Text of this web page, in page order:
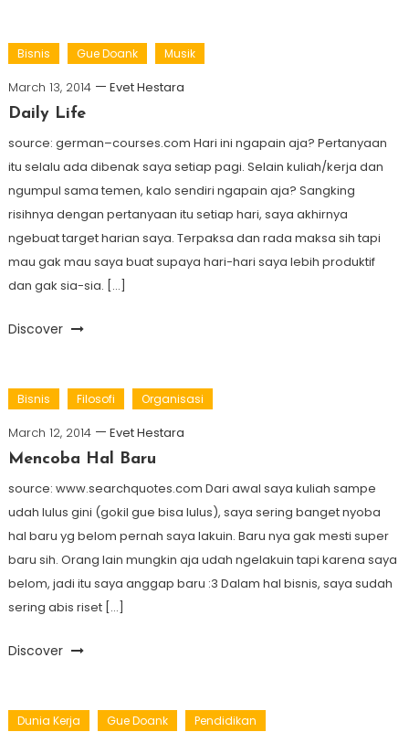
Bisnis Gue Doank Musik
March 13, 2014
Evet Hestara
Daily Life
source: german–courses.com Hari ini ngapain aja? Pertanyaan
itu selalu ada dibenak saya setiap pagi. Selain kuliah/kerja dan
ngumpul sama temen, kalo sendiri ngapain aja? Sangking
risihnya dengan pertanyaan itu setiap hari, saya akhirnya
ngebuat target harian saya. Terpaksa dan rada maksa sih tapi
mau gak mau saya buat supaya hari-hari saya lebih produktif
dan gak sia-sia. […]
Discover
Bisnis Filosofi Organisasi
March 12, 2014
Evet Hestara
Mencoba Hal Baru
source: www.searchquotes.com Dari awal saya kuliah sampe
udah lulus gini (gokil gue bisa lulus), saya sering banget nyoba
hal baru yg belom pernah saya lakuin. Baru nya gak mesti super
baru sih. Orang lain mungkin aja udah ngelakuin tapi karena saya
belom, jadi itu saya anggap baru :3 Dalam hal bisnis, saya sudah
sering abis riset […]
Discover
Dunia Kerja Gue Doank Pendidikan